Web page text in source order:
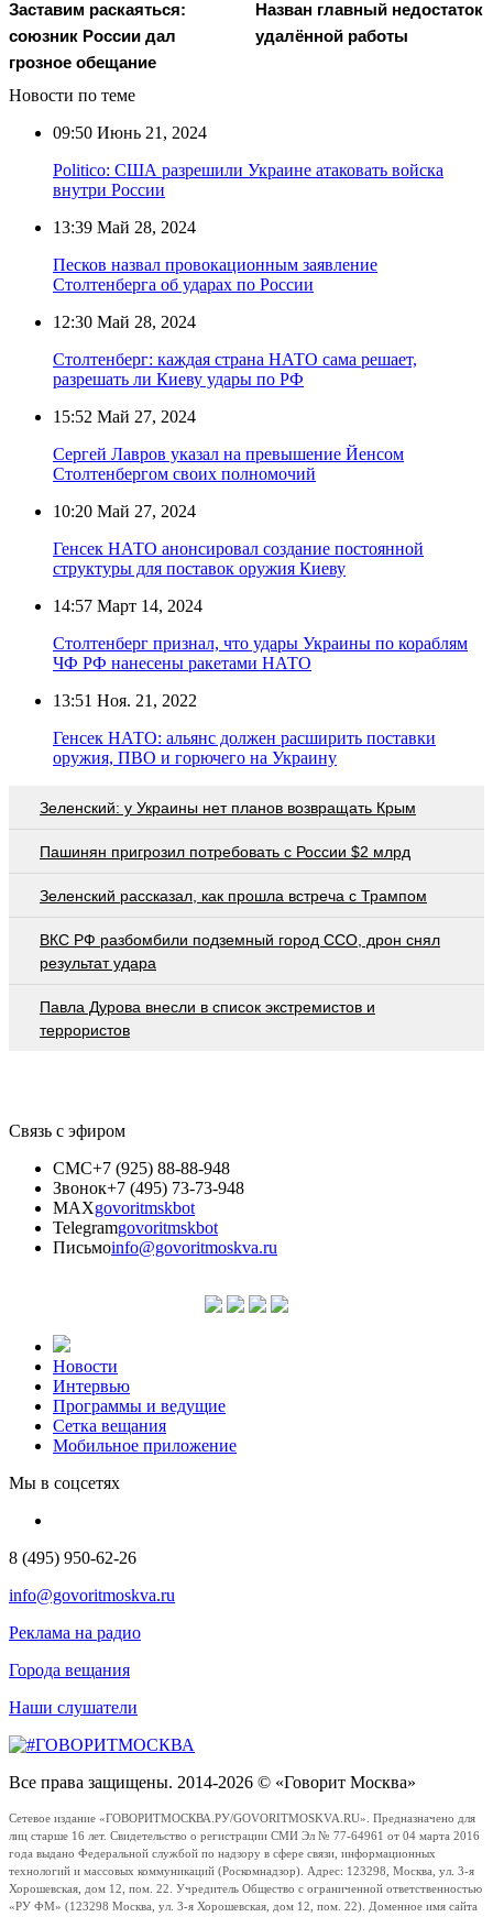
Заставим раскаяться:
союзник России дал
грозное обещание
Назван главный недостаток
удалённой работы
Новости по теме
09:50 Июнь 21, 2024
Politico: США разрешили Украине атаковать войска
внутри России
13:39 Май 28, 2024
Песков назвал провокационным заявление
Столтенберга об ударах по России
12:30 Май 28, 2024
Столтенберг: каждая страна НАТО сама решает,
разрешать ли Киеву удары по РФ
15:52 Май 27, 2024
Сергей Лавров указал на превышение Йенсом
Столтенбергом своих полномочий
10:20 Май 27, 2024
Генсек НАТО анонсировал создание постоянной
структуры для поставок оружия Киеву
14:57 Март 14, 2024
Столтенберг признал, что удары Украины по кораблям
ЧФ РФ нанесены ракетами НАТО
13:51 Ноя. 21, 2022
Генсек НАТО: альянс должен расширить поставки
оружия, ПВО и горючего на Украину
Зеленский: у Украины нет планов возвращать Крым
Пашинян пригрозил потребовать c России $2 млрд
Зеленский рассказал, как прошла встреча с Трампом
ВКС РФ разбомбили подземный город ССО, дрон снял
результат удара
Павла Дурова внесли в список экстремистов и
террористов
Связь с эфиром
СМС+7 (925) 88-88-948
Звонок+7 (495) 73-73-948
MAXgovoritmskbot
Telegramgovoritmskbot
Письмоinfo@govoritmoskva.ru
Новости
Интервью
Программы и ведущие
Сетка вещания
Мобильное приложение
Мы в соцсетях
8 (495) 950-62-26
info@govoritmoskva.ru
Реклама на радио
Города вещания
Наши слушатели
Все права защищены. 2014-2026 © «Говорит Москва»
Сетевое издание «ГОВОРИТМОСКВА.РУ/GOVORITMOSKVA.RU». Предназначено для
лиц старше 16 лет. Свидетельство о регистрации СМИ Эл № 77-64961 от 04 марта 2016
года выдано Федеральной службой по надзору в сфере связи, информационных
технологий и массовых коммуникаций (Роскомнадзор). Адрес: 123298, Москва, ул. 3-я
Хорошевская, дом 12, пом. 22. Учредитель Общество с ограниченной ответственностью
«РУ ФМ» (123298 Москва, ул. 3-я Хорошевская, дом 12, пом. 22). Доменное имя сайта